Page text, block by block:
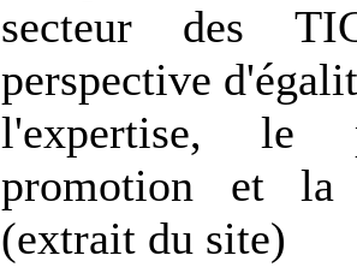
secteur des
perspective
l'expertise, le
promotion et la
(extrait du site)